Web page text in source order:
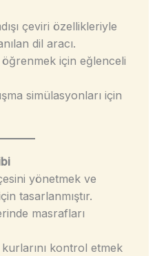
çeviri özellikleriyle
dil aracı.
için eğlenceli
simülasyonları için
yönetmek ve
tasarlanmıştır.
masrafları
kontrol etmek